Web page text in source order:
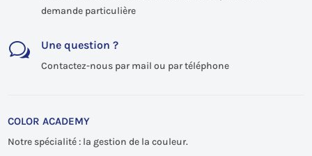
demande particulière
w Une question ?
Contactez-nous par mail ou par téléphone
COLOR ACADEMY
Notre spécialité : la gestion de la couleur.